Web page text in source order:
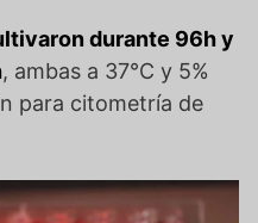
durante 96h y
, ambas a 37°C y 5%
para citometría de